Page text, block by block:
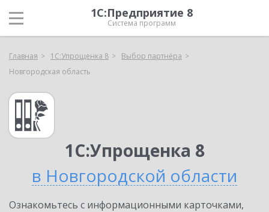
1С:Предприятие 8
Система программ
Главная 1С:Упрощенка 8
Выбор партнёра
Новгородская область
1С:Упрощенка 8
в Новгородской области
Ознакомьтесь с информационными карточками,